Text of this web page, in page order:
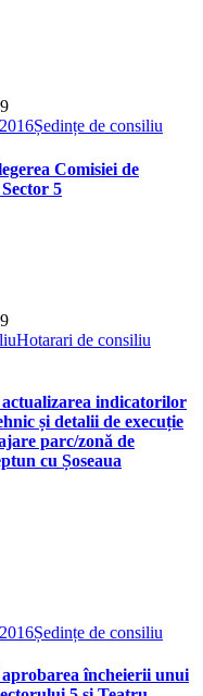
Ședințe de consiliu
Comisiei de
5
Hotarari de consiliu
indicatorilor
și detalii de execuție
parc/zonă de
cu Șoseaua
Ședințe de consiliu
încheierii unui